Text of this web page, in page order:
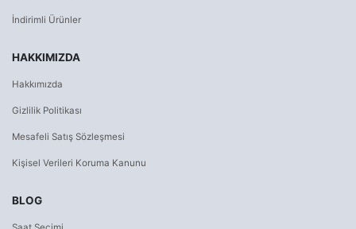
İndirimli Ürünler
HAKKIMIZDA
Hakkımızda
Gizlilik Politikası
Mesafeli Satış Sözleşmesi
Kişisel Verileri Koruma Kanunu
BLOG